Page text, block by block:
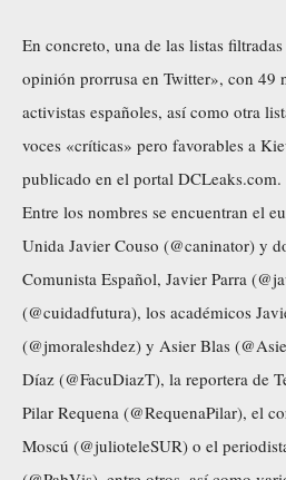
En concreto, una de las listas
opinión prorrusa en Twitter», con 49
activistas españoles, así como otra
voces «críticas» pero favorables a
publicado en el portal DCLeaks.com.
Entre los nombres se encuentran el
Unida Javier Couso (@caninator) y
Comunista Español, Javier Parra
(@cuidadfutura), los académicos
(@jmoraleshdez) y Asier Blas
Díaz (@FacuDiazT), la reportera de
Pilar Requena (@RequenaPilar), el
Moscú (@julioteleSUR) o el